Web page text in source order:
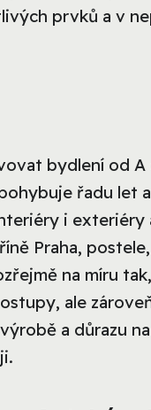
prvků a v
bydlení od
řadu let
i
Praha,
na míru
ale
a důrazu na